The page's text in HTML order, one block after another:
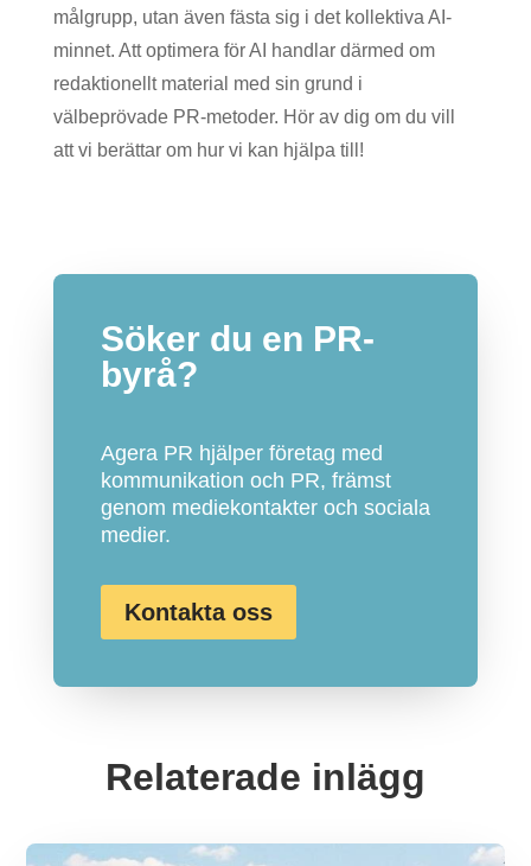
målgrupp, utan även fästa sig i det kollektiva AI-
minnet. Att optimera för AI handlar därmed om
redaktionellt material med sin grund i
välbeprövade PR-metoder. Hör av dig om du vill
att vi berättar om hur vi kan hjälpa till!
Söker du en PR-
byrå?
Agera PR hjälper företag med
kommunikation och PR, främst
genom mediekontakter och sociala
medier.
Kontakta oss
Relaterade inlägg